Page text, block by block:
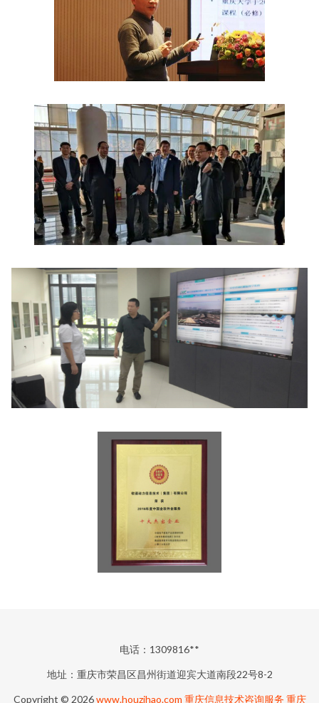
电话：1309816**
地址：重庆市荣昌区昌州街道迎宾大道南段22号8-2
Copyright © 2026www.houzihao.com 重庆信息技术咨询服务 重庆